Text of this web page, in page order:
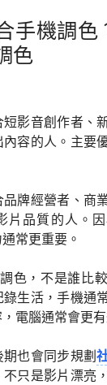
手機調色
色
影音創作者、
容的人。主要
牌經營者、商
片品質的人。
常更重要。
色，不是誰比
生活，手機通
電腦通常會更有
也會同步規劃
只是影片漂亮